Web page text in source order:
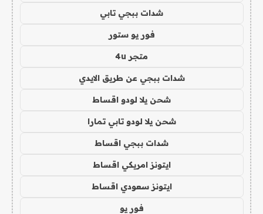
شدات ببجي تابي
فور يو ستور
متجر 4u
شدات ببجي عن طريق الايدي
شحن يلا لودو اقساط
شحن يلا لودو تابي تمارا
شدات ببجي اقساط
ايتونز امريكي اقساط
ايتونز سعودي اقساط
فور يو